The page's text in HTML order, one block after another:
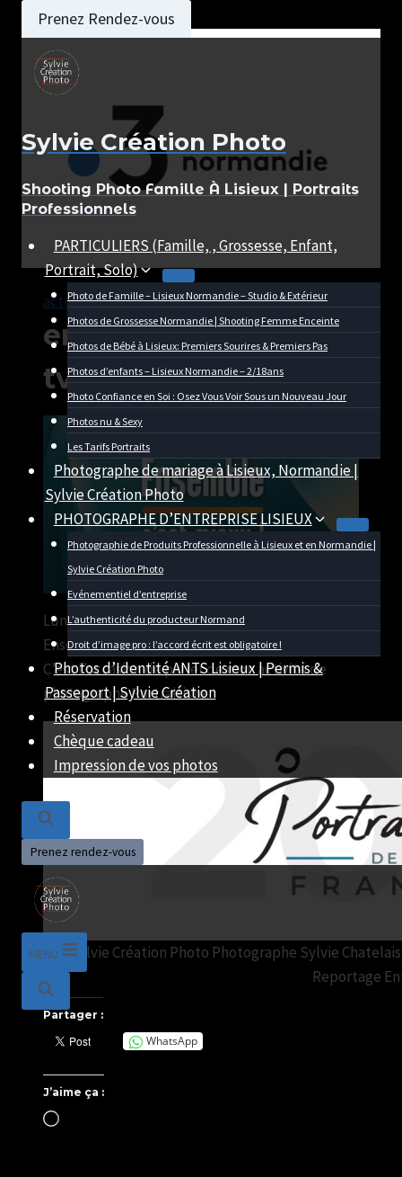
contenu
Prenez Rendez-vous
Sylvie Création Photo
Shooting Photo Famille À Lisieux | Portraits
Professionnels
PARTICULIERS (Famille, , Grossesse, Enfant,
Portrait, Solo)
Photo de Famille – Lisieux Normandie – Studio & Extérieur
Photos de Grossesse Normandie | Shooting Femme Enceinte
Photos de Bébé à Lisieux: Premiers Sourires & Premiers Pas
Photos d’enfants – Lisieux Normandie – 2/18ans
Photo Confiance en Soi : Osez Vous Voir Sous un Nouveau Jour
Photos nu & Sexy
Les Tarifs Portraits
Photographe de mariage à Lisieux, Normandie |
Sylvie Création Photo
PHOTOGRAPHE D’ENTREPRISE LISIEUX
Photographie de Produits Professionnelle à Lisieux et en Normandie |
Sylvie Création Photo
Evénementiel d’entreprise
L’authenticité du producteur Normand
Droit d’image pro : l’accord écrit est obligatoire !
Photos d’Identité ANTS Lisieux | Permis &
Passeport | Sylvie Création
Réservation
Chèque cadeau
Impression de vos photos
Prenez rendez-vous
MENU
actualité|Artisan|Identité|Portrait
en direct sur france 3
tv normandie
ParU82599339
15/06/2019
Lundi 17 à 10h50, Je participe à l’émission
Ensemble c’est mieux sur France 3 Normandie.
C’est l’occasion de parler de mon activité de
photographe Portraitiste.
Sylvie Création Photo Photographe Sylvie
Reportage
Partager :
WhatsApp
J’aime ça :
C